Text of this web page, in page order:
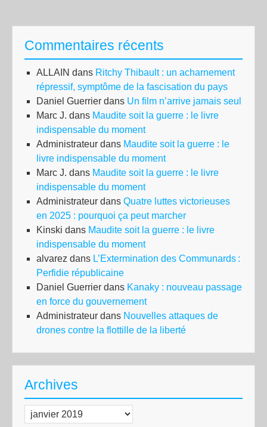
:
Commentaires récents
ALLAIN dans Ritchy Thibault : un acharnement
répressif, symptôme de la fascisation du pays
Daniel Guerrier dans Un film n’arrive jamais seul
Marc J. dans Maudite soit la guerre : le livre
indispensable du moment
Administrateur dans Maudite soit la guerre : le
livre indispensable du moment
Marc J. dans Maudite soit la guerre : le livre
indispensable du moment
Administrateur dans Quatre luttes victorieuses
en 2025 : pourquoi ça peut marcher
Kinski dans Maudite soit la guerre : le livre
indispensable du moment
alvarez dans L’Extermination des Communards :
Perfidie républicaine
Daniel Guerrier dans Kanaky : nouveau passage
en force du gouvernement
Administrateur dans Nouvelles attaques de
drones contre la flottille de la liberté
Archives
Archives